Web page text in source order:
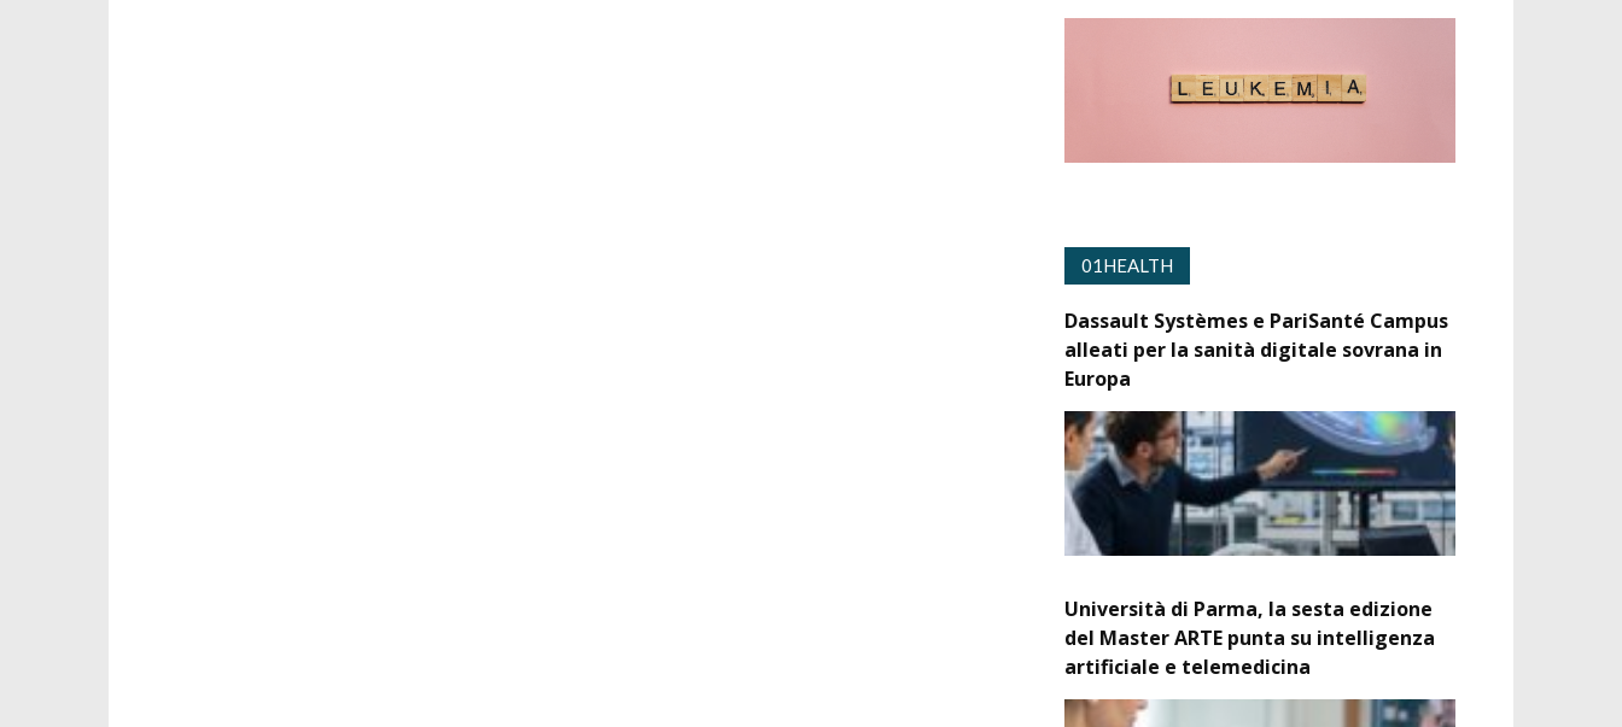
01HEALTH
Dassault Systèmes e PariSanté Campus
alleati per la sanità digitale sovrana in
Europa
Università di Parma, la sesta edizione
del Master ARTE punta su intelligenza
artificiale e telemedicina